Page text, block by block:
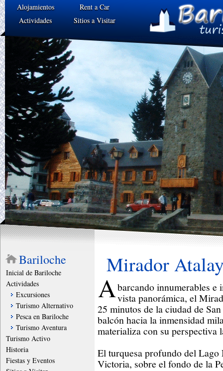
Alojamientos
Rent a Car
Actividades
Sitios a Visitar
Bariloche
Inicial de Bariloche
Actividades
Excursiones
Turismo Alternativo
Pesca en Bariloche
Turismo Aventura
Turismo Activo
Historia
Fiestas y Eventos
Mirador
Abarcando innumerables e
vista panorámica, el
25 minutos de la ciudad de
balcón hacia la inmensidad
materializa con su perspectiva
El turquesa profundo del
Victoria, sobre el fondo de la